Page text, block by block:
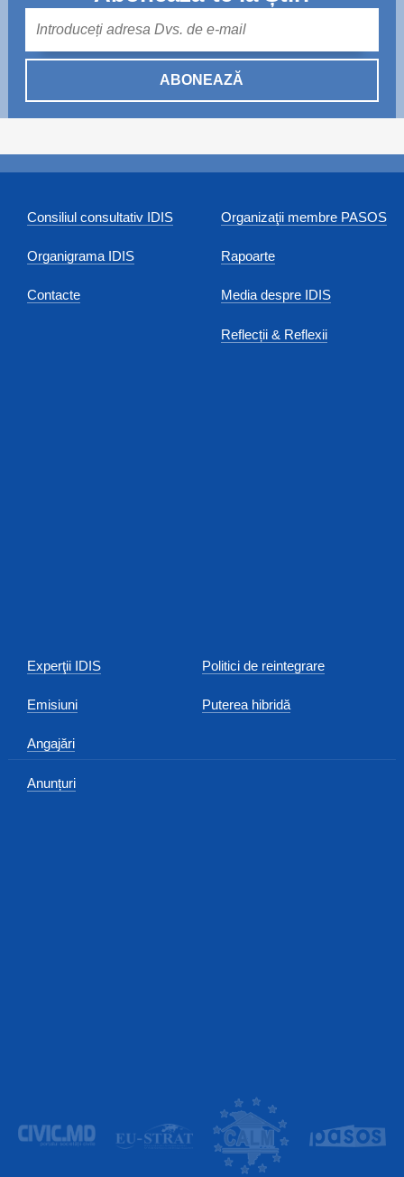
ABONEAZĂ
Consiliul consultativ IDIS
Organigrama IDIS
Contacte
Organizaţii membre PASOS
Rapoarte
Media despre IDIS
Reflecții & Reflexii
Experţii IDIS
Emisiuni
Angajări
Anunțuri
Politici de reintegrare
Puterea hibridă